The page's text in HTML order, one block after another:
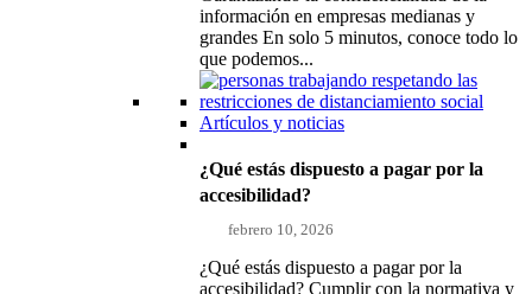
información en empresas medianas y
grandes En solo 5 minutos, conoce todo lo
que podemos...
Artículos y noticias
¿Qué estás dispuesto a pagar por la
accesibilidad?
febrero 10, 2026
¿Qué estás dispuesto a pagar por la
accesibilidad? Cumplir con la normativa y